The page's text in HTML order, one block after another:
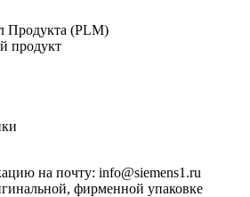
(PLM)
продукт
на почту: info@siemens1.ru
фирменной упаковке